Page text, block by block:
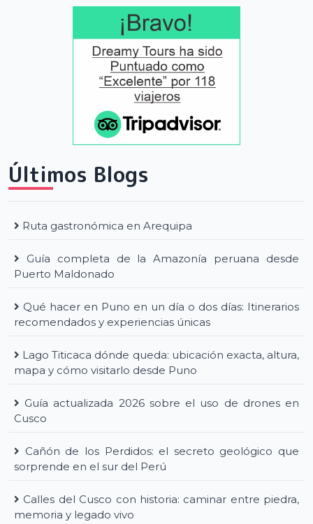
Últimos Blogs
Ruta gastronómica en Arequipa
Guía completa de la Amazonía peruana desde
Puerto Maldonado
Qué hacer en Puno en un día o dos días: Itinerarios
recomendados y experiencias únicas
Lago Titicaca dónde queda: ubicación exacta, altura,
mapa y cómo visitarlo desde Puno
Guía actualizada 2026 sobre el uso de drones en
Cusco
Cañón de los Perdidos: el secreto geológico que
sorprende en el sur del Perú
Calles del Cusco con historia: caminar entre piedra,
memoria y legado vivo